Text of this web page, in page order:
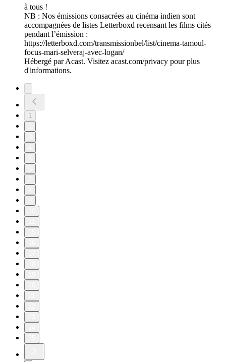
à tous !
NB : Nos émissions consacrées au cinéma indien sont
accompagnées de listes Letterboxd recensant les films cités
pendant l’émission :
https://letterboxd.com/transmissionbel/list/cinema-tamoul-
focus-mari-selveraj-avec-logan/
Hébergé par Acast. Visitez acast.com/privacy pour plus
d'informations.
1